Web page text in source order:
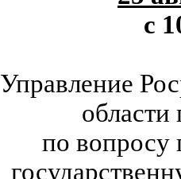
с
Управление
области
по вопросу